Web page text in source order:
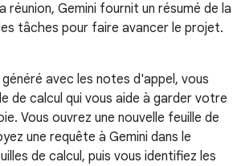
réunion, Gemini fournit un résumé de la
tâches pour faire avancer le projet.
avec les notes d'appel, vous
de calcul qui vous aide à garder votre
Vous ouvrez une nouvelle feuille de
une requête à Gemini dans le
de calcul, puis vous identifiez les